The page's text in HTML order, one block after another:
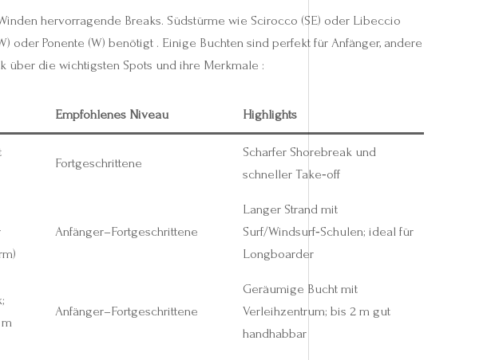
hervorragende Breaks. Südstürme wie Scirocco (SE) oder Libeccio
Ponente (W) benötigt . Einige Buchten sind perfekt für Anfänger, andere
die wichtigsten Spots und ihre Merkmale :
Empfohlenes Niveau Highlights
Fortgeschrittene
Scharfer Shorebreak und
schneller Take‑off
Anfänger–Fortgeschrittene
Langer Strand mit
Surf/Windsurf‑Schulen; ideal für
Longboarder
Anfänger–Fortgeschrittene
Geräumige Bucht mit
Verleihzentrum; bis 2 m gut
handhabbar